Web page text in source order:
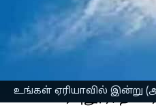
உங்கள் ஏரியாவில் இன்று
ஈரோடு :
கோணவாய்க்கால்,